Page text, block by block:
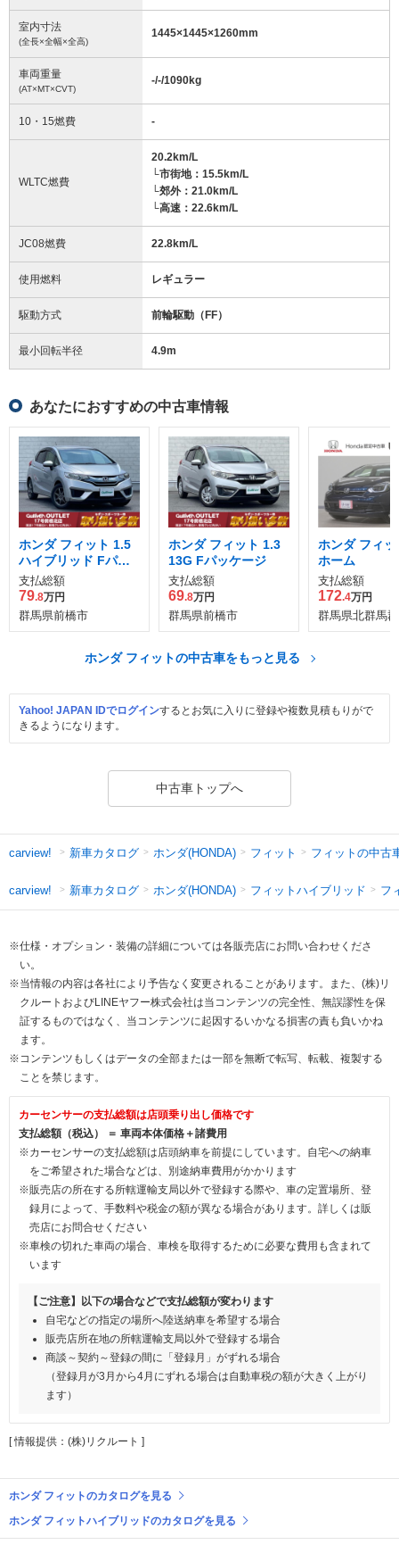
室内寸法
(全長×全幅×全高)
1445×1445×1260mm
車両重量
(AT×MT×CVT)
-/-/1090kg
10・15燃費 -
WLTC燃費
20.2km/L
└市街地：15.5km/L
└郊外：21.0km/L
└高速：22.6km/L
JC08燃費 22.8km/L
使用燃料 レギュラー
駆動方式 前輪駆動（FF）
最小回転半径 4.9m
あなたにおすすめの中古車情報
ホンダ フィット 1.5
ハイブリッド Fパッ
ケージ
支払総額
79.8万円
群馬県前橋市
ホンダ フィット 1.3
13G Fパッケージ
支払総額
69.8万円
群馬県前橋市
ホンダ フィ
ホーム
支払総額
172.4万円
群馬県北群馬
ホンダ フィットの中古車をもっと見る
Yahoo! JAPAN IDでログインするとお気に入りに登録や複数見積もりがで
きるようになります。
中古車トップへ
carview! 新車カタログ ホンダ(HONDA) フィット フィットの中古
carview! 新車カタログ ホンダ(HONDA) フィットハイブリッド フ
※仕様・オプション・装備の詳細については各販売店にお問い合わせくださ
い。
※当情報の内容は各社により予告なく変更されることがあります。また、(株)リ
クルートおよびLINEヤフー株式会社は当コンテンツの完全性、無誤謬性を保
証するものではなく、当コンテンツに起因するいかなる損害の責も負いかね
ます。
※コンテンツもしくはデータの全部または一部を無断で転写、転載、複製する
ことを禁じます。
カーセンサーの支払総額は店頭乗り出し価格です
支払総額（税込） ＝ 車両本体価格＋諸費用
※カーセンサーの支払総額は店頭納車を前提にしています。自宅への納車
をご希望された場合などは、別途納車費用がかかります
※販売店の所在する所轄運輸支局以外で登録する際や、車の定置場所、登
録月によって、手数料や税金の額が異なる場合があります。詳しくは販
売店にお問合せください
※車検の切れた車両の場合、車検を取得するために必要な費用も含まれて
います
【ご注意】以下の場合などで支払総額が変わります
自宅などの指定の場所へ陸送納車を希望する場合
販売店所在地の所轄運輸支局以外で登録する場合
商談～契約～登録の間に「登録月」がずれる場合
（登録月が3月から4月にずれる場合は自動車税の額が大きく上がり
ます）
[ 情報提供：(株)リクルート ]
ホンダ フィットのカタログを見る
ホンダ フィットハイブリッドのカタログを見る